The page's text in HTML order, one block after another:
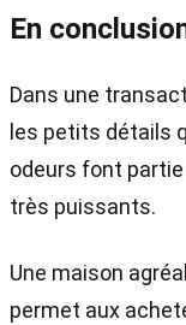
En
Dans une
les petits détails
odeurs font
très puissants.
Une maison
permet aux